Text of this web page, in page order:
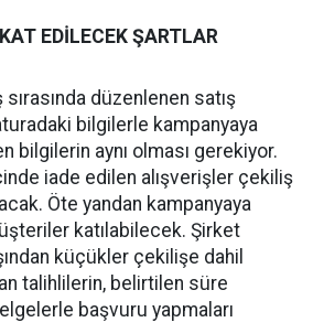
EDİLECEK ŞARTLAR
sırasında düzenlenen satış
bilgilerle kampanyaya
bilgilerin aynı olması gerekiyor.
iade edilen alışverişler çekiliş
Öte yandan kampanyaya
katılabilecek. Şirket
küçükler çekilişe dahil
talihlilerin, belirtilen süre
başvuru yapmaları